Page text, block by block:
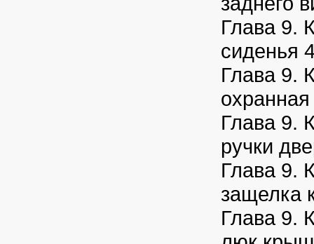
Глава 9.
сиденья
Глава 9.
Глава 9.
ручки
Глава 9.
защелка
Глава 9.